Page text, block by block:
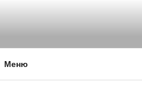
Меню